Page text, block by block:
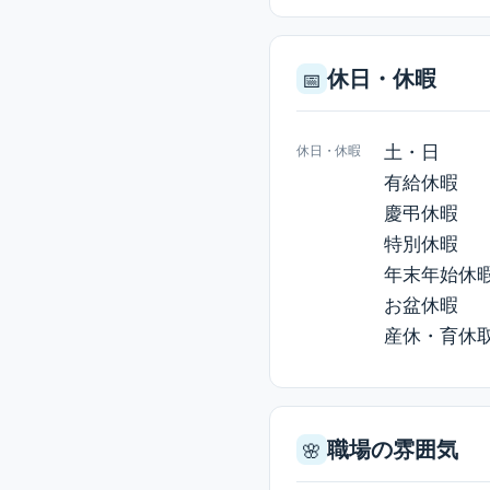
📅 休日・休暇
休日・休暇
土・日
有給休暇
慶弔休暇
特別休暇
年末年始休
お盆休暇
産休・育休
🌸 職場の雰囲気